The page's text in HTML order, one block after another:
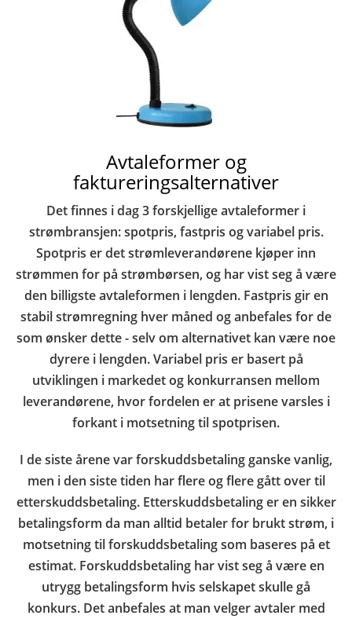
Avtaleformer og
faktureringsalternativer
Det finnes i dag 3 forskjellige avtaleformer i
strømbransjen: spotpris, fastpris og variabel pris.
Spotpris er det strømleverandørene kjøper inn
strømmen for på strømbørsen, og har vist seg å være
den billigste avtaleformen i lengden. Fastpris gir en
stabil strømregning hver måned og anbefales for de
som ønsker dette - selv om alternativet kan være noe
dyrere i lengden. Variabel pris er basert på
utviklingen i markedet og konkurransen mellom
leverandørene, hvor fordelen er at prisene varsles i
forkant i motsetning til spotprisen.
I de siste årene var forskuddsbetaling ganske vanlig,
men i den siste tiden har flere og flere gått over til
etterskuddsbetaling. Etterskuddsbetaling er en sikker
betalingsform da man alltid betaler for brukt strøm, i
motsetning til forskuddsbetaling som baseres på et
estimat. Forskuddsbetaling har vist seg å være en
utrygg betalingsform hvis selskapet skulle gå
konkurs. Det anbefales at man velger avtaler med